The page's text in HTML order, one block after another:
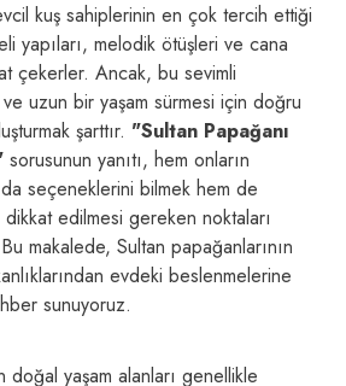
kuş sahiplerinin en çok tercih ettiği
yapıları, melodik ötüşleri ve cana
çekerler. Ancak, bu sevimli
ve uzun bir yaşam sürmesi için doğru
şarttır. "Sultan Papağanı
sorusunun yanıtı, hem onların
seçeneklerini bilmek hem de
edilmesi gereken noktaları
makalede, Sultan papağanlarının
evdeki beslenmelerine
sunuyoruz.
doğal yaşam alanları genellikle